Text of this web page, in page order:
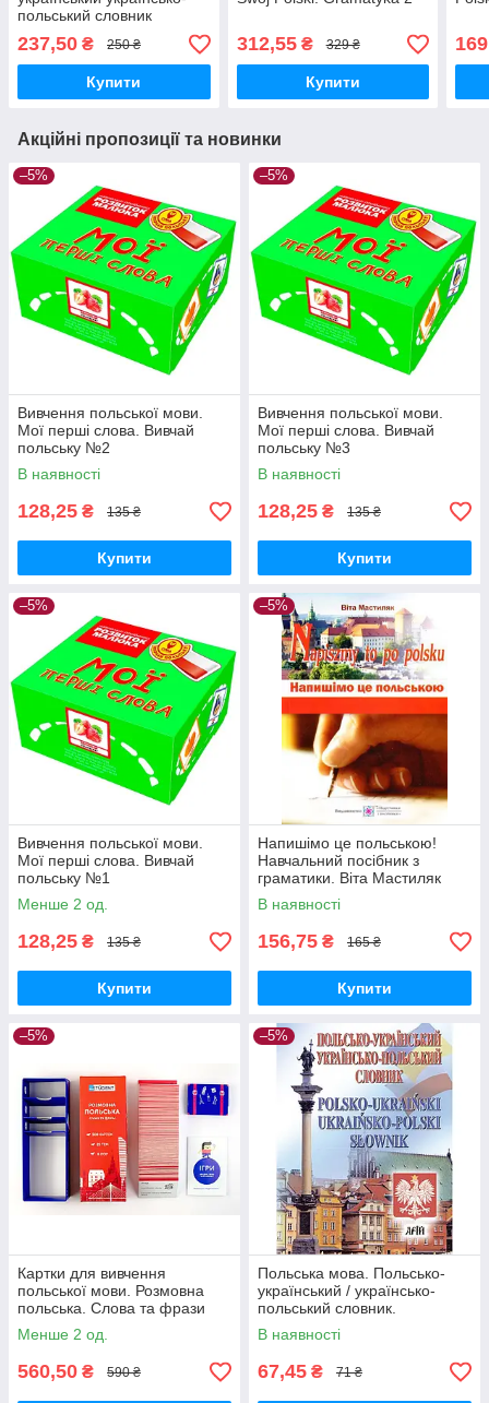
польський словник
237,50 ₴ 250 ₴
Купити
312,55₴ 329 ₴
Купити
Акційні пропозиції та новинки
–5%
Вивчення польської мови.
Мої перші слова. Вивчай
польську №2
В наявності
128,25 ₴ 135 ₴
Купити
–5%
Вивчення польської мови.
Мої перші слова. Вивчай
польську №3
В наявності
128,25 ₴ 135 ₴
Купити
–5%
Вивчення польської мови.
Мої перші слова. Вивчай
польську №1
Менше 2 од.
128,25 ₴ 135 ₴
Купити
–5%
Напишімо це польською!
Навчальний посібник з
граматики. Віта Мастиляк
В наявності
156,75 ₴ 165 ₴
Купити
–5%
Картки для вивчення
польської мови. Розмовна
польська. Слова та фрази
Менше 2 од.
560,50 ₴ 590 ₴
–5%
Польська мова. Польсько-
український / українсько-
польський словник.
В наявності
67,45 ₴ 71 ₴